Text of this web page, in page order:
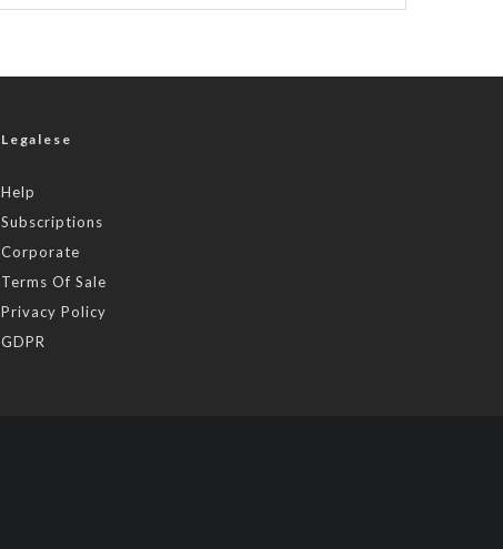
Legalese
Help
Subscriptions
Corporate
Terms Of Sale
Privacy Policy
GDPR